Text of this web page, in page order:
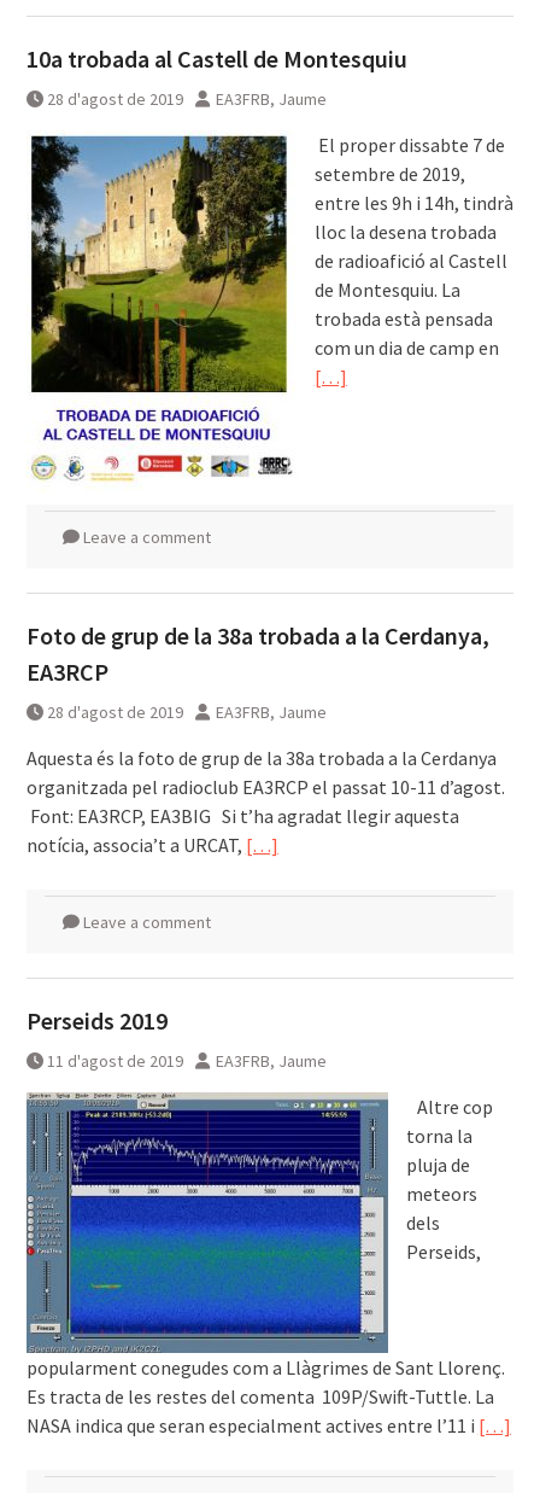
10a trobada al Castell de Montesquiu
28 d'agost de 2019 EA3FRB, Jaume
͏͏ ͏͏El proper dissabte 7 de
setembre de 2019,
entre les 9h i 14h, tindrà
lloc la desena trobada
de radioafició al Castell
de Montesquiu. La
trobada està pensada
com un dia de camp en
[…]
Leave a comment
Foto de grup de la 38a trobada a la Cerdanya,
EA3RCP
28 d'agost de 2019 EA3FRB, Jaume
͏͏Aquesta és la foto de grup de la 38a trobada a la Cerdanya
organitzada pel radioclub EA3RCP el passat 10-11 d’agost. ͏͏ ͏͏
͏͏ Font: EA3RCP, EA3BIG ͏͏ ͏͏ Si t’ha agradat llegir aquesta
notícia, associa’t a URCAT, […]
Leave a comment
Perseids 2019
11 d'agost de 2019 EA3FRB, Jaume
͏͏ ͏͏ ͏͏Altre cop
torna la
pluja de
meteors
dels
Perseids,
popularment conegudes com a Llàgrimes de Sant Llorenç.
Es tracta de les restes del comenta 109P/Swift-Tuttle. La
NASA indica que seran especialment actives entre l’11 i […]